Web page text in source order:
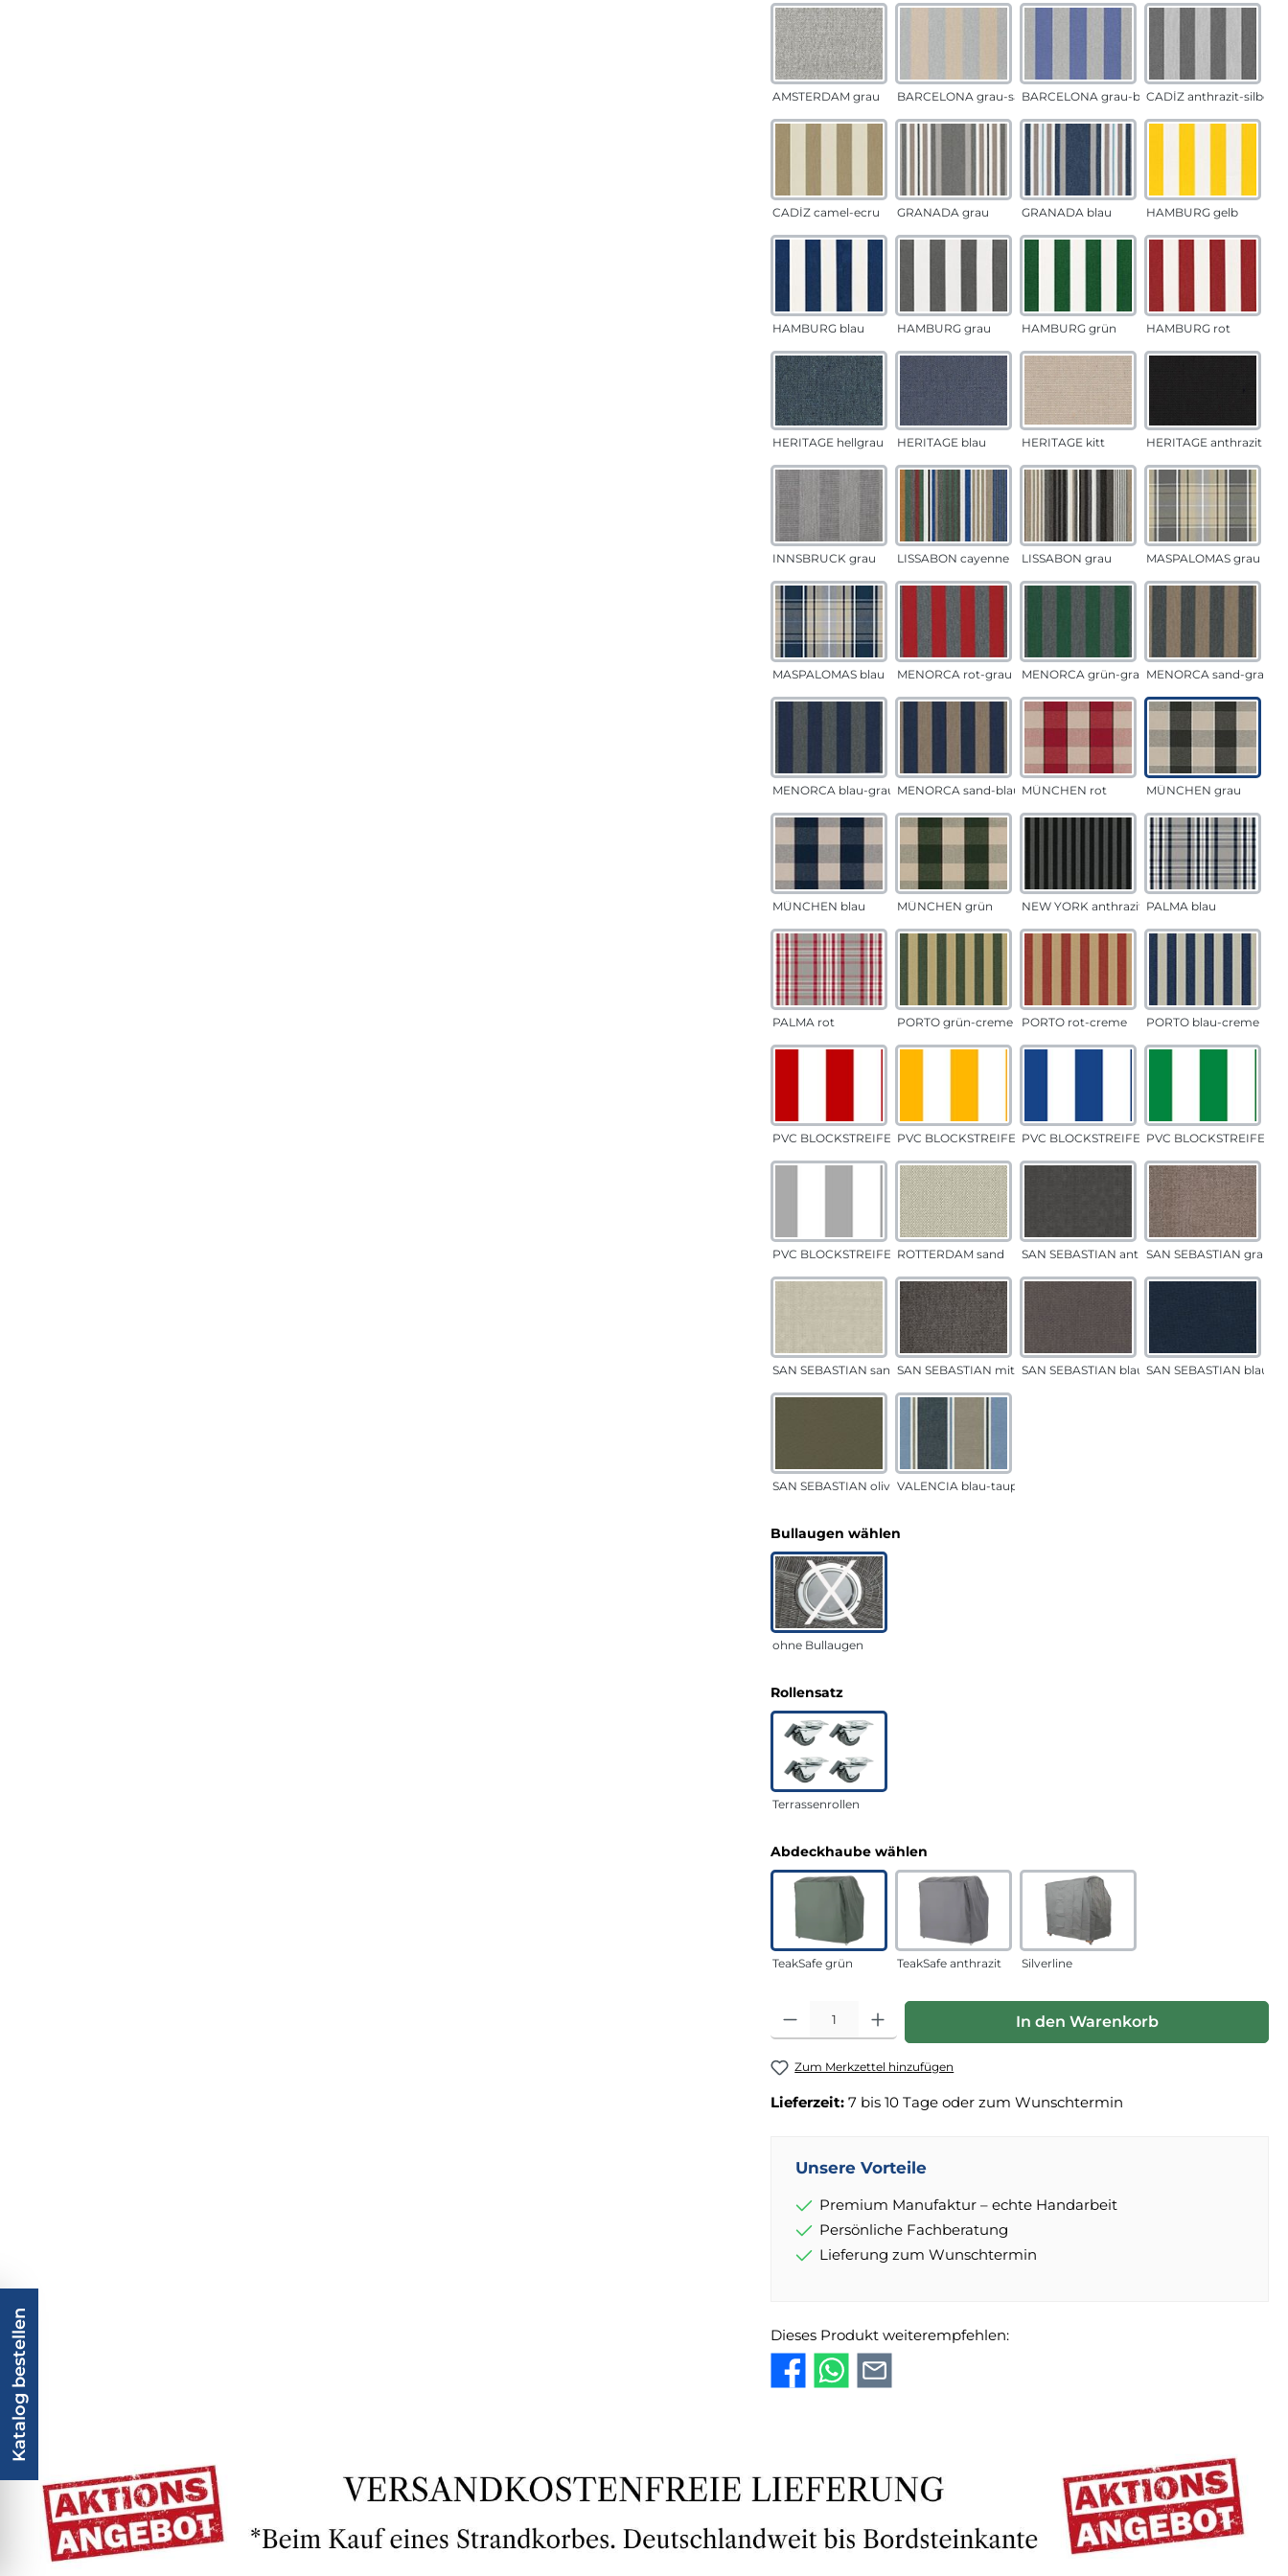
AMSTERDAM grau BARCELONA grau-sandBARCELONA grau-blauCADÍZ anthrazit-silber
CADÍZ camel-ecru GRANADA grau GRANADA blau HAMBURG gelb
HAMBURG blau HAMBURG grau HAMBURG grün HAMBURG rot
HERITAGE hellgrau HERITAGE blau HERITAGE kitt HERITAGE anthrazit
INNSBRUCK grau LISSABON cayenne LISSABON grau MASPALOMAS grau
MASPALOMAS blau MENORCA rot-grau MENORCA grün-grau MENORCA sand-grau
MENORCA blau-grau MENORCA sand-blau MÜNCHEN rot MÜNCHEN grau
MÜNCHEN blau MÜNCHEN grün NEW YORK anthrazit PALMA blau
PALMA rot PORTO grün-creme PORTO rot-creme PORTO blau-creme
PVC BLOCKSTREIFEN rotPVC BLOCKSTREIFEN gelbPVC BLOCKSTREIFEN blauPVC BLOCKSTREIFEN
PVC BLOCKSTREIFEN grauROTTERDAM sand SAN SEBASTIAN anthrazitSAN SEBASTIAN grau-
SAN SEBASTIAN sandSAN SEBASTIAN mittelgrauSAN SEBASTIAN blau-sandSAN SEBASTIAN blau
SAN SEBASTIAN oliv VALENCIA blau-taupe
Bullaugen wählen
ohne Bullaugen
Rollensatzauswählen
Terrassenrollen
Abdeckhaube wählen
TeakSafe grün TeakSafe anthrazit Silverline
Produkt Anzahl: Gib den gewünschten Wert ein oder benutze die
In den Warenkorb
Zum Merkzettel hinzufügen
Lieferzeit: 7 bis 10 Tage oder zum Wunschtermin
Unsere Vorteile
Premium Manufaktur – echte Handarbeit
Persönliche Fachberatung
Lieferung zum Wunschtermin
Dieses Produkt weiterempfehlen:
Katalog bestellen